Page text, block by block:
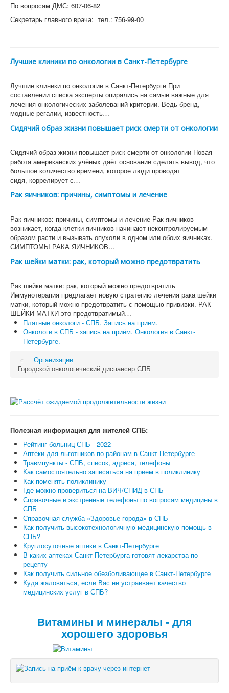
По вопросам ДМС: 607-06-82
Секретарь главного врача: тел.: 756-99-00
Лучшие клиники по онкологии в Санкт-Петербурге
Лучшие клиники по онкологии в Санкт-Петербурге При
составлении списка эксперты опирались на самые важные для
лечения онкологических заболеваний критерии. Ведь бренд,
модные регалии, известность…
Сидячий образ жизни повышает риск смерти от онкологии
Сидячий образ жизни повышает риск смерти от онкологии Новая
работа американских учёных даёт основание сделать вывод, что
большое количество времени, которое люди проводят
сидя, коррелирует с…
Рак яичников: причины, симптомы и лечение
Рак яичников: причины, симптомы и лечение Рак яичников
возникает, когда клетки яичников начинают неконтролируемым
образом расти и вызывать опухоли в одном или обоих яичниках.
СИМПТОМЫ РАКА ЯИЧНИКОВ…
Рак шейки матки: рак, который можно предотвратить
Рак шейки матки: рак, который можно предотвратить
Иммунотерапия предлагает новую стратегию лечения рака шейки
матки, который можно предотвратить с помощью прививки. РАК
ШЕЙКИ МАТКИ это предотвратимый…
Платные онкологи - СПБ. Запись на прием.
Онкологи в СПБ - запись на приём. Онкология в Санкт-
Петербурге.
Организации
Городской онкологический диспансер СПБ
Полезная информация для жителей СПБ:
Рейтинг больниц СПБ - 2022
Аптеки для льготников по районам в Санкт-Петербурге
Травмпункты - СПБ, список, адреса, телефоны
Как самостоятельно записаться на прием в поликлинику
Как поменять поликлинику
Где можно провериться на ВИЧ/СПИД в СПБ
Справочные и экстренные телефоны по вопросам медицины в
СПБ
Справочная служба «Здоровье города» в СПБ
Как получить высокотехнологичную медицинскую помощь в
СПБ?
Круглосуточные аптеки в Санкт-Петербурге
В каких аптеках Санкт-Петербурга готовят лекарства по
рецепту
Как получить сильное обезболивающее в Санкт-Петербурге
Куда жаловаться, если Вас не устраивает качество
медицинских услуг в СПБ?
Витамины и минералы - для
хорошего здоровья